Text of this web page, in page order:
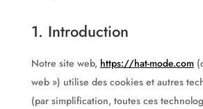
1. Introduction
Notre site web, https://hat-mode.com
web ») utilise des cookies et autres
(par simplification, toutes ces